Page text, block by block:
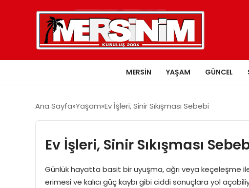
MERSIN YAŞAM GÜNCEL
Ana Sayfa Yaşam Ev İşleri, Sinir Sıkışması Sebebi
Ev İşleri, Sinir Sıkışması
Günlük hayatta basit bir uyuşma, ağrı veya keçeleşme
erimesi ve kalıcı güç kaybı gibi ciddi sonuçlara yol